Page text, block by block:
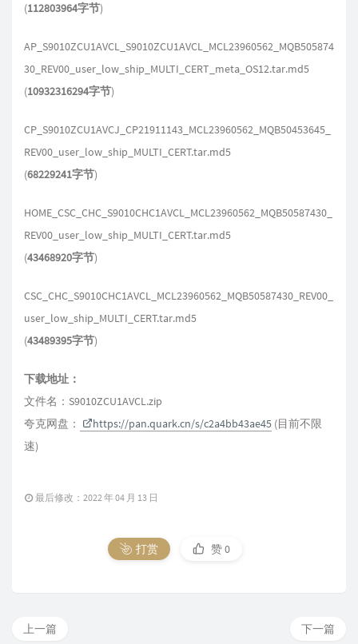
(112803964字节)
AP_S9010ZCU1AVCL_S9010ZCU1AVCL_MCL23960562_MQB505874
30_REV00_user_low_ship_MULTI_CERT_meta_OS12.tar.md5
(10932316294字节)
CP_S9010ZCU1AVCJ_CP21911143_MCL23960562_MQB50453645_
REV00_user_low_ship_MULTI_CERT.tar.md5
(68229241字节)
HOME_CSC_CHC_S9010CHC1AVCL_MCL23960562_MQB50587430_
REV00_user_low_ship_MULTI_CERT.tar.md5
(43468920字节)
CSC_CHC_S9010CHC1AVCL_MCL23960562_MQB50587430_REV00_
user_low_ship_MULTI_CERT.tar.md5
(43489395字节)
下载地址：
文件名：S9010ZCU1AVCL.zip
夸克网盘：
https://pan.quark.cn/s/c2a4bb43ae45 (目前不限
速)
最后修改：2022 年 04 月 13 日
打赏 赞0
下一篇
上一篇